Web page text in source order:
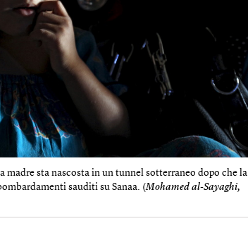
madre sta nascosta in un tunnel sotterraneo dopo che la
sauditi su Sanaa. (Mohamed al-Sayaghi,